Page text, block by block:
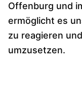
Offenburg und
ermöglicht es
zu reagieren
umzusetzen.